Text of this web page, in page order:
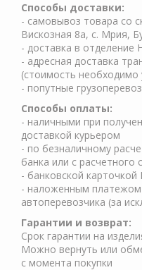
Cпособы доставки:
- самовывоз товара со
Вискозная 8а, с. Мрия,
- доставка в отделение
- адресная доставка
(стоимость необходимо
- попутные
Способы оплаты:
- наличными при
доставкой курьером
- по безналичному
банка или с
- банковской карточкой
- наложенным платежом
автоперевозчика (за
Гарантии и возврат:
Срок гарантии на
Можно вернуть или
с момента покупки